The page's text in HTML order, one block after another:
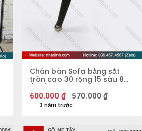
Chân bàn Sofa bằng sắt
tròn cao 30 rộng 15 sâu 8
(cm)
3 năm trước
600.000₫ 570.000 ₫